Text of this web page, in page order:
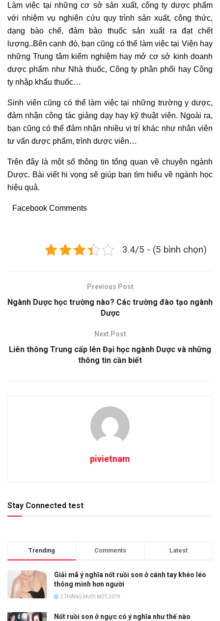
Làm việc tại những cơ sở sản xuất, công ty dược phẩm
với nhiệm vụ nghiên cứu quy trình sản xuất, công thức,
dạng bào chế, đảm bảo thuốc sản xuất ra đạt chết
lượng..Bên cạnh đó, bạn cũng có thể làm việc tại Viện hay
những Trung tâm kiểm nghiệm hay mở cơ sở kinh doanh
dược phẩm như Nhà thuốc, Công ty phân phối hay Công
ty nhập khẩu thuốc…
Sinh viên cũng có thể làm việc tại những trường y dược,
đảm nhận công tác giảng dạy hay kỹ thuật viên. Ngoài ra,
bạn cũng có thể đảm nhận nhiều vị trí khác như nhân viên
tư vấn dược phẩm, trình dược viên…
Trên đây là một số thông tin tổng quan về chuyên ngành
Dược. Bài viết hi vọng sẽ giúp bạn tìm hiểu về ngành học
hiệu quả.
Facebook Comments
3.4/5 - (5 bình chọn)
Previous Post
Ngành Dược học trường nào? Các trường đào tạo ngành
Dược
Next Post
Liên thông Trung cấp lên Đại học ngành Dược và những
thông tin cần biết
pivietnam
Stay Connected test
Trending Comments Latest
Giải mã ý nghĩa nốt ruồi son ở cánh tay khéo léo
thông minh hơn người
2 THÁNG MƯỜI MỘT, 2019
Nốt ruồi son ở ngực có ý nghĩa như thế nào